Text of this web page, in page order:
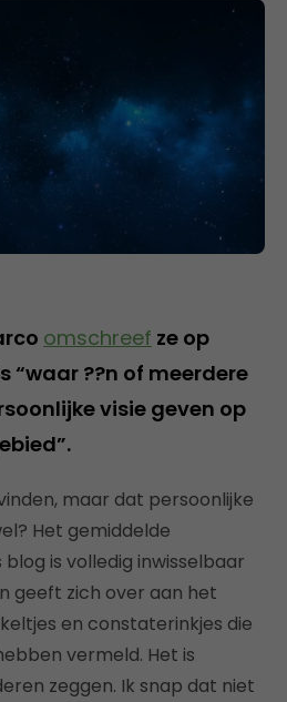
omschreef ze op
“waar ??n of meerdere
visie geven op
maar dat persoonlijke
Het gemiddelde
is volledig inwisselbaar
geeft zich over aan het
en constaterinkjes die
vermeld. Het is
zeggen. Ik snap dat niet